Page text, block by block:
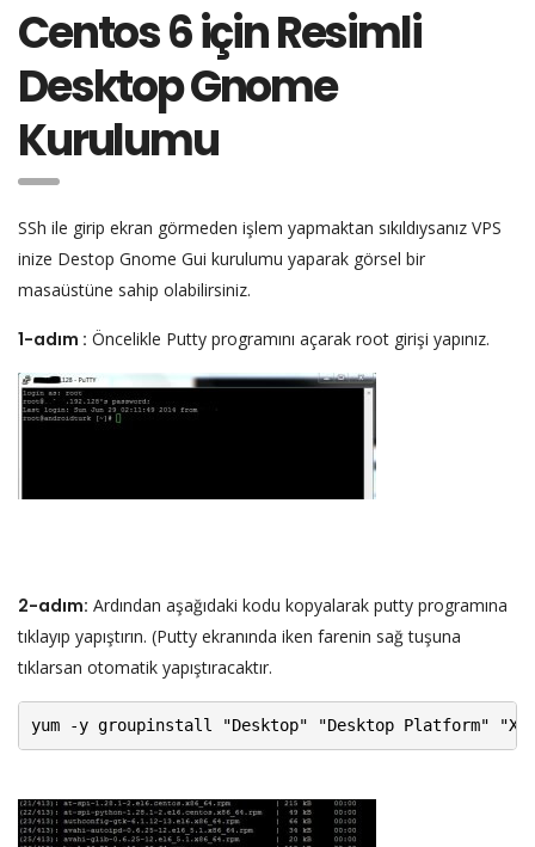
Centos 6 için Resimli
Desktop Gnome
Kurulumu
SSh ile girip ekran görmeden işlem yapmaktan sıkıldıysanız VPS
inize Destop Gnome Gui kurulumu yaparak görsel bir
masaüstüne sahip olabilirsiniz.
1-adım : Öncelikle Putty programını açarak root girişi yapınız.
2-adım: Ardından aşağıdaki kodu kopyalarak putty programına
tıklayıp yapıştırın. (Putty ekranında iken farenin sağ tuşuna
tıklarsan otomatik yapıştıracaktır.
yum -y groupinstall "Desktop" "Desktop Platform" "X